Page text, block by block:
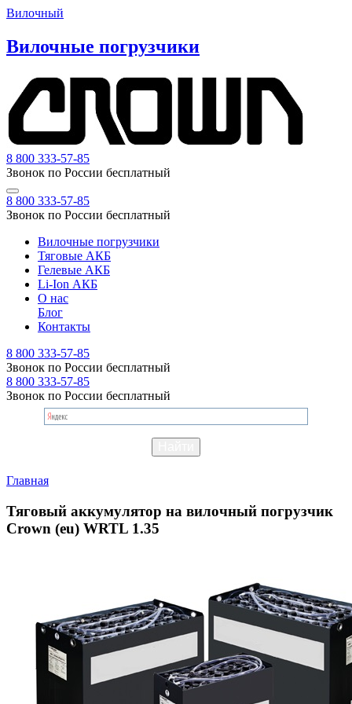
Вилочный
Вилочные погрузчики
8 800 333-57-85
Звонок по России бесплатный
8 800 333-57-85
Звонок по России бесплатный
Вилочные погрузчики
Тяговые АКБ
Гелевые АКБ
Li-Ion АКБ
О нас
Блог
Контакты
8 800 333-57-85
Звонок по России бесплатный
8 800 333-57-85
Звонок по России бесплатный
Главная
Тяговый аккумулятор на вилочный погрузчик
Crown (eu) WRTL 1.35